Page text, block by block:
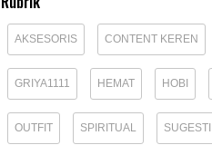
AKSESORIS CONTENT KEREN
GRIYA1111 HEMAT HOBI
OUTFIT SPIRITUAL SUGESTI